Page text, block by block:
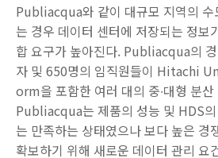
Publiacqua와 같이 대규모 지역의 수
는 경우 데이터 센터에 저장되는 정보
합 요구가 높아진다. Publiacqua의
자 및 650명의 임직원들이 Hitachi
orm을 포함한 여러 대의 중∙대형 분
Publiacqua는 제품의 성능 및 HDS
는 만족하는 상태였으나 보다 높은 경
확보하기 위해 새로운 데이터 관리 요